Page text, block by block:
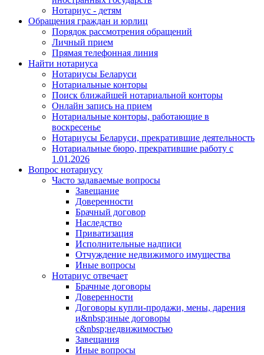
Нотариус - детям
Обращения граждан и юрлиц
Порядок рассмотрения обращений
Личный прием
Прямая телефонная линия
Найти нотариуса
Нотариусы Беларуси
Нотариальные конторы
Поиск ближайшей нотариальной конторы
Онлайн запись на прием
Нотариальные конторы, работающие в
воскресенье
Нотариусы Беларуси, прекратившие деятельность
Нотариальные бюро, прекратившие работу с
1.01.2026
Вопрос нотариусу
Часто задаваемые вопросы
Завещание
Доверенности
Брачный договор
Наследство
Приватизация
Исполнительные надписи
Отчуждение недвижимого имущества
Иные вопросы
Нотариус отвечает
Брачные договоры
Доверенности
Договоры купли-продажи, мены, дарения
и&nbsp;иные договоры
с&nbsp;недвижимостью
Завещания
Иные вопросы